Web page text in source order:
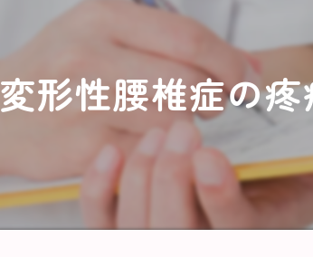
変形性腰椎症の